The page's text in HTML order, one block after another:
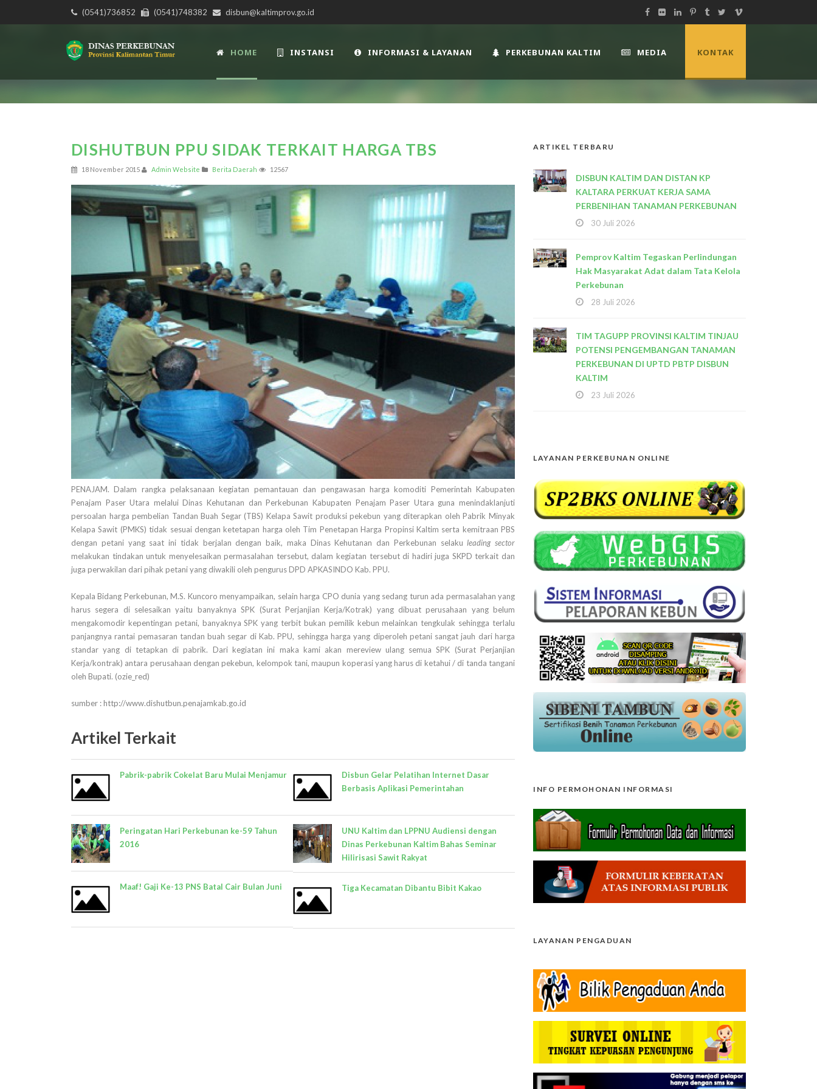
(0541)736852 (0541)748382 disbun@kaltimprov.go.id
HOME INSTANSI INFORMASI & LAYANAN PERKEBUNAN KALTIM MEDIA KONTAK
DISHUTBUN PPU SIDAK TERKAIT HARGA TBS
18 November 2015 Admin Website Berita Daerah 12567
PENAJAM. Dalam rangka pelaksanaan kegiatan pemantauan dan pengawasan harga komoditi Pemerintah Kabupaten
Penajam Paser Utara melalui Dinas Kehutanan dan Perkebunan Kabupaten Penajam Paser Utara guna menindaklanjuti
persoalan harga pembelian Tandan Buah Segar (TBS) Kelapa Sawit produksi pekebun yang diterapkan oleh Pabrik Minyak
Kelapa Sawit (PMKS) tidak sesuai dengan ketetapan harga oleh Tim Penetapan Harga Propinsi Kaltim serta kemitraan PBS
dengan petani yang saat ini tidak berjalan dengan baik, maka Dinas Kehutanan dan Perkebunan selakuleading sector
melakukan tindakan untuk menyelesaikan permasalahan tersebut, dalam kegiatan tersebut di hadiri juga SKPD terkait dan
juga perwakilan dari pihak petani yang diwakili oleh pengurus DPD APKASINDO Kab. PPU.
Kepala Bidang Perkebunan, M.S. Kuncoro menyampaikan, selain harga CPO dunia yang sedang turun ada permasalahan yang
harus segera di selesaikan yaitu banyaknya SPK (Surat Perjanjian Kerja/Kotrak) yang dibuat perusahaan yang belum
mengakomodir kepentingan petani, banyaknya SPK yang terbit bukan pemilik kebun melainkan tengkulak sehingga terlalu
panjangnya rantai pemasaran tandan buah segar di Kab. PPU, sehingga harga yang diperoleh petani sangat jauh dari harga
standar yang di tetapkan di pabrik. Dari kegiatan ini maka kami akan mereview ulang semua SPK (Surat Perjanjian
Kerja/kontrak) antara perusahaan dengan pekebun, kelompok tani, maupun koperasi yang harus di ketahui / di tanda tangani
oleh Bupati. (ozie_red)
sumber : http://www.dishutbun.penajamkab.go.id
Artikel Terkait
Pabrik-pabrik Cokelat Baru Mulai Menjamur
Peringatan Hari Perkebunan ke-59 Tahun
2016
Maaf! Gaji Ke-13 PNS Batal Cair Bulan Juni
Disbun Gelar Pelatihan Internet Dasar
Berbasis Aplikasi Pemerintahan
UNU Kaltim dan LPPNU Audiensi dengan
Dinas Perkebunan Kaltim Bahas Seminar
Hilirisasi Sawit Rakyat
Tiga Kecamatan Dibantu Bibit Kakao
ARTIKEL TERBARU
DISBUN KALTIM DAN DISTAN KP
KALTARA PERKUAT KERJA SAMA
PERBENIHAN TANAMAN PERKEBUNAN
30 Juli 2026
Pemprov Kaltim Tegaskan Perlindungan
Hak Masyarakat Adat dalam Tata Kelola
Perkebunan
28 Juli 2026
TIM TAGUPP PROVINSI KALTIM TINJAU
POTENSI PENGEMBANGAN TANAMAN
PERKEBUNAN DI UPTD PBTP DISBUN
KALTIM
23 Juli 2026
LAYANAN PERKEBUNAN ONLINE
INFO PERMOHONAN INFORMASI
LAYANAN PENGADUAN